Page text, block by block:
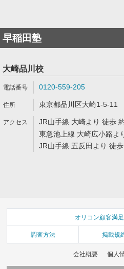
早稲田塾
大崎品川校
0120-559-205
東京都品川区大崎1-5-11
JR山手線 大崎より 徒歩
東急池上線 大崎広小路よ
JR山手線 五反田より 徒
オリコン顧客満
調査方法 掲載規
会社概要 個人